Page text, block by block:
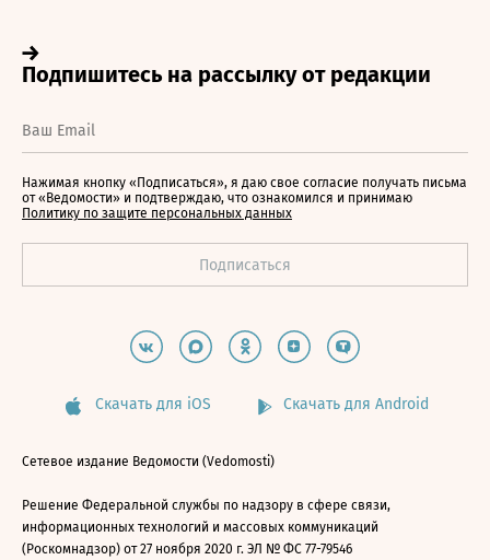
Нажимая кнопку «Подписаться», я даю свое согласие получать письма
от «Ведомости» и подтверждаю, что ознакомился и принимаю
Политику по защите персональных данных
Скачать для iOS Скачать для Android
Сетевое издание Ведомости (Vedomosti)
Решение Федеральной службы по надзору в сфере связи,
информационных технологий и массовых коммуникаций
(Роскомнадзор) от 27 ноября 2020 г. ЭЛ № ФС 77-79546